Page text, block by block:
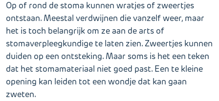
Op of rond de stoma kunnen wratjes of zweertjes
ontstaan. Meestal verdwijnen die vanzelf weer, maar
het is toch belangrijk om ze aan de arts of
stomaverpleegkundige te laten zien. Zweertjes kunnen
duiden op een ontsteking. Maar soms is het een teken
dat het stomamateriaal niet goed past. Een te kleine
opening kan leiden tot een wondje dat kan gaan
zweten.